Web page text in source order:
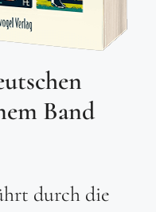
Band
durch die